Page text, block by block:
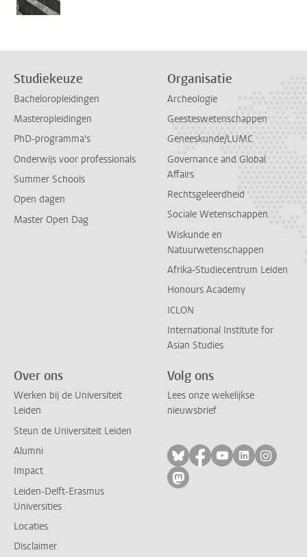
Studiekeuze
Bacheloropleidingen
Masteropleidingen
PhD-programma's
Onderwijs voor professionals
Summer Schools
Open dagen
Master Open Dag
Organisatie
Archeologie
Geesteswetenschappen
Geneeskunde/LUMC
Governance and Global
Affairs
Rechtsgeleerdheid
Sociale Wetenschappen
Wiskunde en
Natuurwetenschappen
Afrika-Studiecentrum Leiden
Honours Academy
ICLON
International Institute for
Asian Studies
Over ons
Werken bij de Universiteit
Leiden
Steun de Universiteit Leiden
Alumni
Impact
Leiden-Delft-Erasmus
Universities
Locaties
Disclaimer
Volg ons
Lees onze wekelijkse
nieuwsbrief
Volg ons op bluesky
Volg ons op
Volg ons op
Volg ons
Volg
Volg ons op mastodon